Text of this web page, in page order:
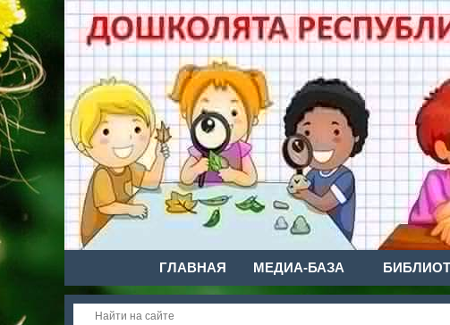
ГЛАВНАЯ МЕДИА-БАЗА